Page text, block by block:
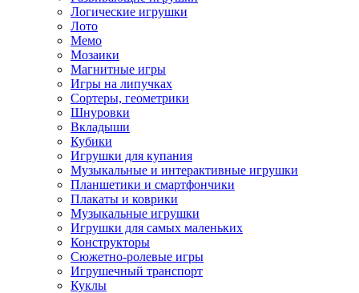
Логические игрушки
Лото
Мемо
Мозаики
Магнитные игры
Игры на липучках
Сортеры, геометрики
Шнуровки
Вкладыши
Кубики
Игрушки для купания
Музыкальные и интерактивные игрушки
Планшетики и смартфончики
Плакаты и коврики
Музыкальные игрушки
Игрушки для самых маленьких
Конструкторы
Сюжетно-ролевые игры
Игрушечный транспорт
Куклы